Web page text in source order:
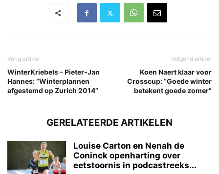
Vorig artikel
WinterKriebels – Pieter-Jan
Hannes: “Winterplannen
afgestemd op Zurich 2014”
Volgend artikel
Koen Naert klaar voor
Crosscup: “Goede winter
betekent goede zomer”
GERELATEERDE ARTIKELEN
Louise Carton en Nenah de
Coninck openharting over
eetstoornis in podcastreeks...